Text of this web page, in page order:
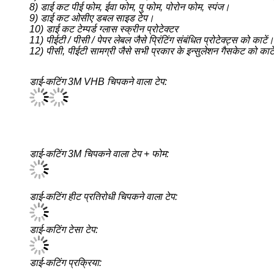
8) डाई कट पीई फोम, ईवा फोम, पु फोम, पोरोन फोम, स्पंज।
9) डाई कट ओसीए डबल साइड टेप।
10) डाई कट टेम्पर्ड ग्लास स्क्रीन प्रोटेक्टर
11) पीईटी / पीसी / पेपर लेबल जैसे प्रिंटिंग संबंधित प्रोटेक्ट्स को काटें।
12) पीसी, पीईटी सामग्री जैसे सभी प्रकार के इन्सुलेशन गैसकेट को
डाई-कटिंग 3M VHB चिपकने वाला टेप:
डाई-कटिंग 3M चिपकने वाला टेप + फोम:
डाई-कटिंग हीट प्रतिरोधी चिपकने वाला टेप:
डाई-कटिंग टेसा टेप:
डाई-कटिंग प्रक्रिया: